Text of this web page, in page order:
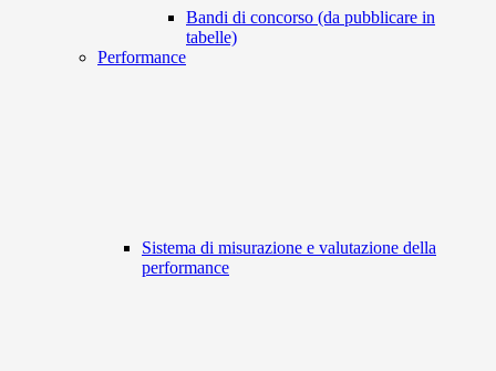
Bandi di concorso (da pubblicare in
tabelle)
Performance
Sistema di misurazione e valutazione della
performance